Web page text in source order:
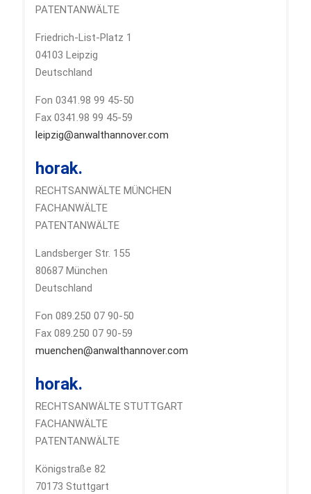
PATENTANWÄLTE
Friedrich-List-Platz 1
04103 Leipzig
Deutschland
Fon 0341.98 99 45-50
Fax 0341.98 99 45-59
leipzig@anwalthannover.com
horak.
RECHTSANWÄLTE MÜNCHEN
FACHANWÄLTE
PATENTANWÄLTE
Landsberger Str. 155
80687 München
Deutschland
Fon 089.250 07 90-50
Fax 089.250 07 90-59
muenchen@anwalthannover.com
horak.
RECHTSANWÄLTE STUTTGART
FACHANWÄLTE
PATENTANWÄLTE
Königstraße 82
70173 Stuttgart